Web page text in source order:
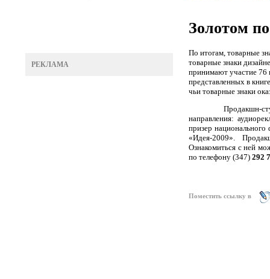
РЕКЛАМА
Золотом
По итогам, товарные
товарные знаки
принимают участие 76
представленных в
чьи товарные знаки
Продакшн-
направления:
призер
«Идея-2009».
Ознакомиться с ней
по телефону (347)292
Поместить ссылку в